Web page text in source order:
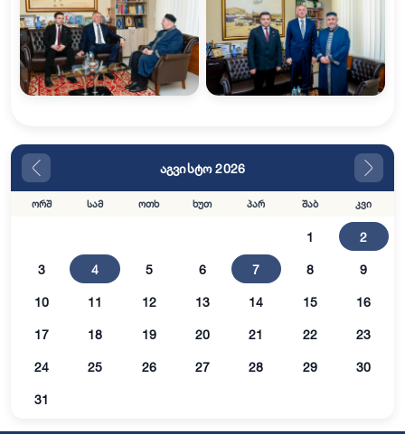
აგვისტო 2026
ორშ სამ ოთხ ხუთ პარ შაბ კვი
1 2
3 4 5 6 7 8 9
10 11 12 13 14 15 16
17 18 19 20 21 22 23
24 25 26 27 28 29 30
31